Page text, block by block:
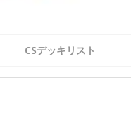
CSデッキリスト